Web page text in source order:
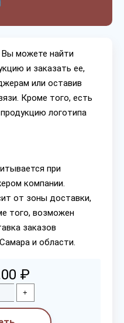
Вы можете найти
и заказать ее,
или оставив
Кроме того, есть
логотипа
при
компании.
от зоны доставки,
того, возможен
заказов
и области.
₽
+